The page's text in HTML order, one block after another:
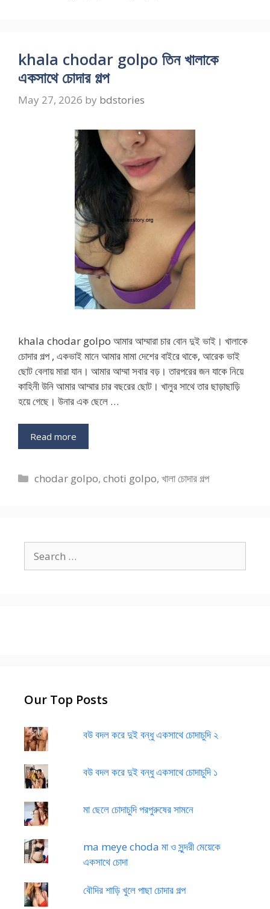
khala chodar golpo তিন খালাকে
একসাথে চোদার গল্প
May 27, 2026 by bdstories
khala chodar golpo আমার আম্মারা চার বোন দুই ভাই। খালাকে
চোদার গল্প , একভাই মানে আমার মামা দেশের বাইরে থাকে, আরেক ভাই
ছোট বেলায় মারা যান। আমার আম্মা সবার বড়। তারপরের জন যাকে নিয়ে
কাহিনী উনি আমার আম্মার চার বছরের ছোট। খালুর সাথে তার ছাড়াছাড়ি
হয়ে গেছে। উনার এক ছেলে …
Read more
Categories
chodar golpo,choti golpo,খালা চোদার গল্প
for:
Our Top Posts
বউ বদল করে দুই বন্ধু একসাথে চোদাচুদি ২
বউ বদল করে দুই বন্ধু একসাথে চোদাচুদি ১
মা ছেলে চোদাচুদি পরপুরুষের সামনে
ma meye choda মা ও সুন্দরী মেয়েকে
একসাথে চোদা
বৌদির শাড়ি খুলে পাছা চোদার গল্প